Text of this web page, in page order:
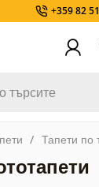
+359 82
Тапети по